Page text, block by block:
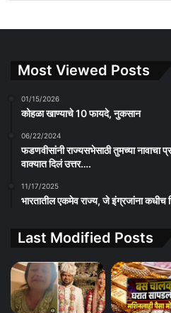
Most Viewed Posts
01/15/2026
कोहळा खाण्याचे 10 फायदे, नुकसान
06/22/2024
फडणवीसांनी राज्यसभेसाठी तुमच्या नावाचा
वाक्यात दिलं उत्तर….
11/17/2025
भारतातील एकमेव राज्य, जे इंग्रजांना
Last Modified Posts